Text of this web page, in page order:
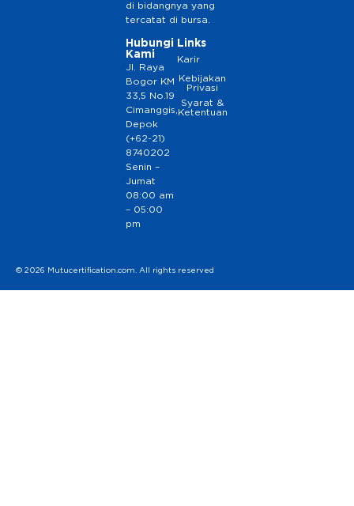
di bidangnya yang
tercatat di bursa.
Hubungi
Kami
Jl. Raya
Bogor KM
33,5 No.19
Cimanggis,
Depok
(+62-21)
8740202
Senin –
Jumat
08:00 am
– 05:00
pm
Links
Karir
Kebijakan
Privasi
Syarat &
Ketentuan
© 2026 Mutucertification.com. All rights reserved